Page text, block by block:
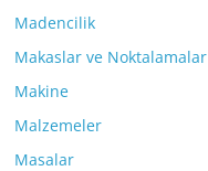
Madencilik
Makaslar ve Noktalamalar
Makine
Malzemeler
Masalar